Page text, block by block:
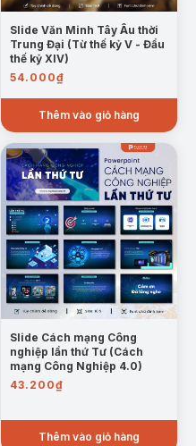
Slide Văn Minh Tây Âu thời
Trung Đại (Từ thế kỷ V - Đầu
thế kỷ XIV)
54.000₫
Thêm vào giỏ hàng
Slide Cách mạng Công
nghiệp lần thứ Tư (Cách
mạng Công Nghiệp 4.0)
43.200₫
Thêm vào giỏ hàng